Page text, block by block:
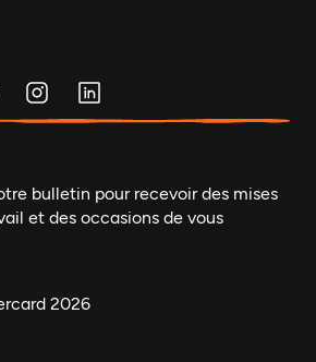
bulletin pour recevoir des mises
et des occasions de vous
2026